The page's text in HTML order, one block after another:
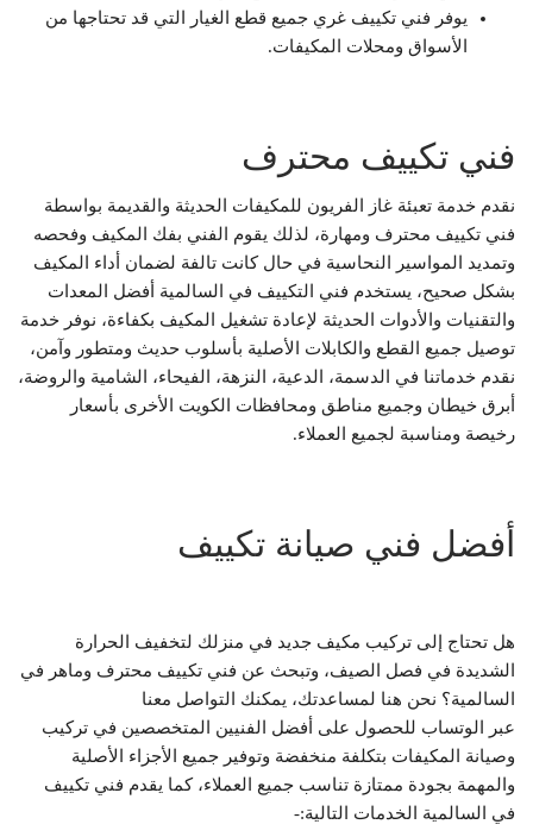
يوفر فني تكييف غري جميع قطع الغيار التي قد تحتاجها من
الأسواق ومحلات المكيفات.
فني تكييف محترف
نقدم خدمة تعبئة غاز الفريون للمكيفات الحديثة والقديمة بواسطة
فني تكييف محترف ومهارة، لذلك يقوم الفني بفك المكيف وفحصه
وتمديد المواسير النحاسية في حال كانت تالفة لضمان أداء المكيف
بشكل صحيح، يستخدم فني التكييف في السالمية أفضل المعدات
والتقنيات والأدوات الحديثة لإعادة تشغيل المكيف بكفاءة، نوفر خدمة
توصيل جميع القطع والكابلات الأصلية بأسلوب حديث ومتطور وآمن،
نقدم خدماتنا في الدسمة، الدعية، النزهة، الفيحاء، الشامية والروضة،
أبرق خيطان وجميع مناطق ومحافظات الكويت الأخرى بأسعار
رخيصة ومناسبة لجميع العملاء.
أفضل فني صيانة تكييف
هل تحتاج إلى تركيب مكيف جديد في منزلك لتخفيف الحرارة
الشديدة في فصل الصيف، وتبحث عن فني تكييف محترف وماهر في
السالمية؟ نحن هنا لمساعدتك، يمكنك التواصل معنا
عبر الوتساب للحصول على أفضل الفنيين المتخصصين في تركيب
وصيانة المكيفات بتكلفة منخفضة وتوفير جميع الأجزاء الأصلية
والمهمة بجودة ممتازة تناسب جميع العملاء، كما يقدم فني تكييف
في السالمية الخدمات التالية:-